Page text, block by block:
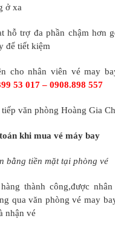
ở xa
hỗ trợ đa phần chậm hơn
để tiết kiệm
cho nhân viên vé may
53 017 – 0908.898 557
văn phòng Hoàng Gia
khi mua vé máy bay
bằng tiền mặt tại phòng vé
thành công,được
qua văn phòng vé may
nhận vé